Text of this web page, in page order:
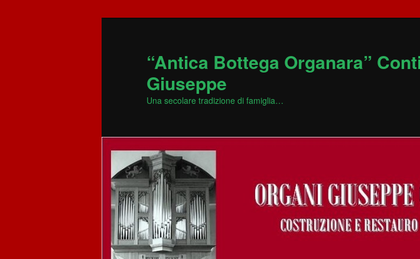
“Antica Bottega Organara”
Giuseppe
Una secolare tradizione di famiglia…